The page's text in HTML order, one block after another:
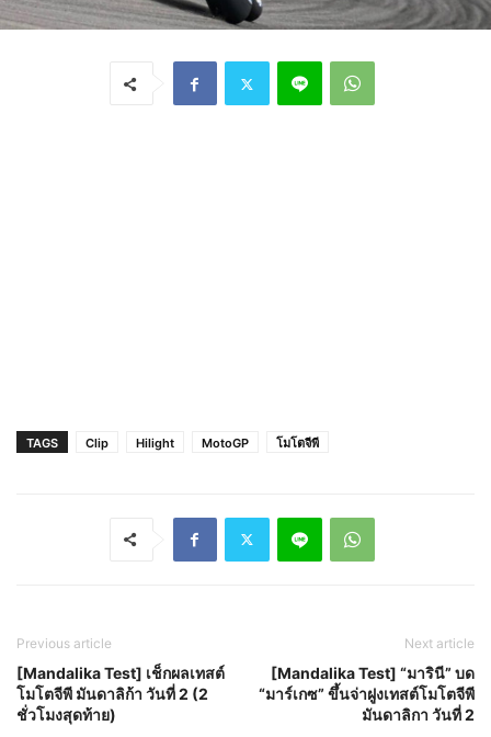
TAGS Clip Hilight MotoGP โมโตจีพี
Previous article
[Mandalika Test] เช็กผลเทสต์
โมโตจีพี มันดาลิก้า วันที่ 2 (2
ชั่วโมงสุดท้าย)
Next article
[Mandalika Test] “มารินี” บด
“มาร์เกซ” ขึ้นจ่าฝูงเทสต์โมโตจีพี
มันดาลิกา วันที่ 2